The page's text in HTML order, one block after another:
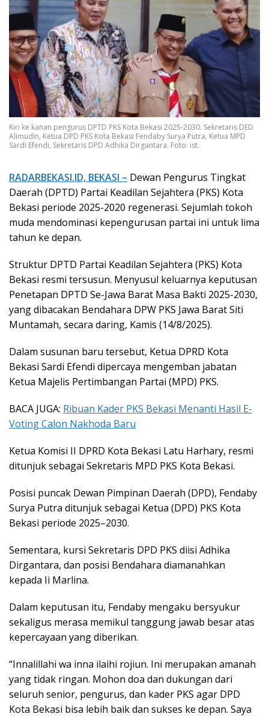
Kiri ke kanan pengurus DPTD PKS Kota Bekasi 2025-2030. Sekretaris DED
Alimudin, Ketua DPD PKS Kota Bekasi Fendaby Surya Putra, Ketua MPD
Sardi Efendi, Sekretaris DPD Adhika Dirgantara. Foto: ist.
RADARBEKASI.ID, BEKASI – Dewan Pengurus Tingkat
Daerah (DPTD) Partai Keadilan Sejahtera (PKS) Kota
Bekasi periode 2025-2020 regenerasi. Sejumlah tokoh
muda mendominasi kepengurusan partai ini untuk lima
tahun ke depan.
Struktur DPTD Partai Keadilan Sejahtera (PKS) Kota
Bekasi resmi tersusun. Menyusul keluarnya keputusan
Penetapan DPTD Se-Jawa Barat Masa Bakti 2025-2030,
yang dibacakan Bendahara DPW PKS Jawa Barat Siti
Muntamah, secara daring, Kamis (14/8/2025).
Dalam susunan baru tersebut, Ketua DPRD Kota
Bekasi Sardi Efendi dipercaya mengemban jabatan
Ketua Majelis Pertimbangan Partai (MPD) PKS.
BACA JUGA: Ribuan Kader PKS Bekasi Menanti Hasil E-
Voting Calon Nakhoda Baru
Ketua Komisi II DPRD Kota Bekasi Latu Harhary, resmi
ditunjuk sebagai Sekretaris MPD PKS Kota Bekasi.
Posisi puncak Dewan Pimpinan Daerah (DPD), Fendaby
Surya Putra ditunjuk sebagai Ketua (DPD) PKS Kota
Bekasi periode 2025–2030.
Sementara, kursi Sekretaris DPD PKS diisi Adhika
Dirgantara, dan posisi Bendahara diamanahkan
kepada Ii Marlina.
Dalam keputusan itu, Fendaby mengaku bersyukur
sekaligus merasa memikul tanggung jawab besar atas
kepercayaan yang diberikan.
“Innalillahi wa inna ilaihi rojiun. Ini merupakan amanah
yang tidak ringan. Mohon doa dan dukungan dari
seluruh senior, pengurus, dan kader PKS agar DPD
Kota Bekasi bisa lebih baik dan sukses ke depan. Saya